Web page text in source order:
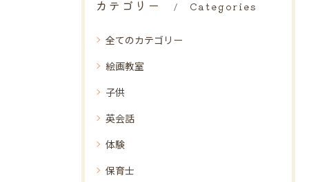
カテゴリー Categories
全てのカテゴリー
絵画教室
子供
英会話
体験
保育士